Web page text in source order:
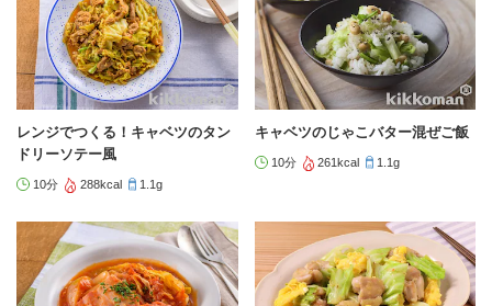
レンジでつくる！キャベツのタン
ドリーソテー風
10分 288kcal 1.1g
キャベツのじゃこバター混ぜご飯
10分 261kcal 1.1g